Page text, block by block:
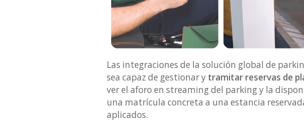
Las integraciones de la solución global de
sea capaz de gestionar y tramitar reservas de
ver el aforo en streaming del parking y la
una matrícula concreta a una estancia
aplicados.